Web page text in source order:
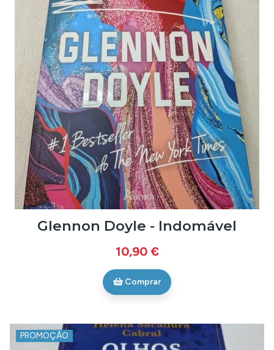
Glennon Doyle - Indomável
10,90 €
Comprar
PROMOÇÃO